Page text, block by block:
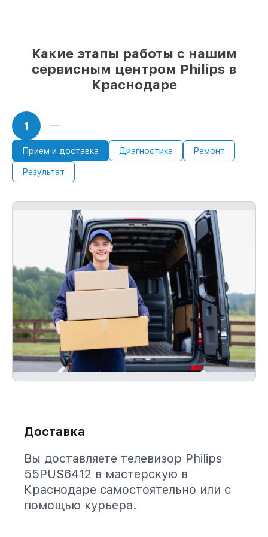
Какие этапы работы с нашим
сервисным центром Philips в
Краснодаре
1
Прием и доставка Диагностика Ремонт
Результат
Доставка
Вы доставляете телевизор Philips
55PUS6412 в мастерскую в
Краснодаре самостоятельно или с
помощью курьера.